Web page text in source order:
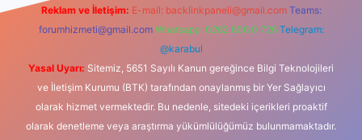
Reklam ve İletişim: E-mail: backlinkpaneli@gmail.com Teams:
forumhizmeti@gmail.com Whatsapp: 0262 606 0 726 Telegram:
@karabul
Yasal Uyarı: Sitemiz, 5651 Sayılı Kanun gereğince Bilgi Teknolojileri
ve İletişim Kurumu (BTK) tarafından onaylanmış bir Yer Sağlayıcı
olarak hizmet vermektedir. Bu nedenle, sitedeki içerikleri proaktif
olarak denetleme veya araştırma yükümlülüğümüz bulunmamaktadır.